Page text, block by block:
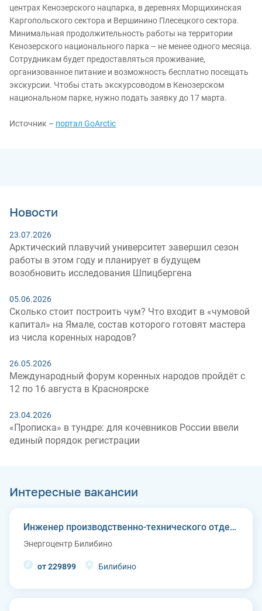
центрах Кенозерского нацпарка, в деревнях Морщихинская
Каргопольского сектора и Вершинино Плесецкого сектора.
Минимальная продолжительность работы на территории
Кенозерского национального парка – не менее одного месяца.
Сотрудникам будет предоставляться проживание,
организованное питание и возможность бесплатно посещать
экскурсии. Чтобы стать экскурсоводом в Кенозерском
национальном парке, нужно подать заявку до 17 марта.
Источник – портал GoArctic
Новости
23.07.2026
Арктический плавучий университет завершил сезон
работы в этом году и планирует в будущем
возобновить исследования Шпицбергена
05.06.2026
Сколько стоит построить чум? Что входит в «чумовой
капитал» на Ямале, состав которого готовят мастера
из числа коренных народов?
26.05.2026
Международный форум коренных народов пройдёт с
12 по 16 августа в Красноярске
23.04.2026
«Прописка» в тундре: для кочевников России ввели
единый порядок регистрации
Интересные вакансии
Инженер производственно-технического отдела
Энергоцентр Билибино
от 229899 Билибино